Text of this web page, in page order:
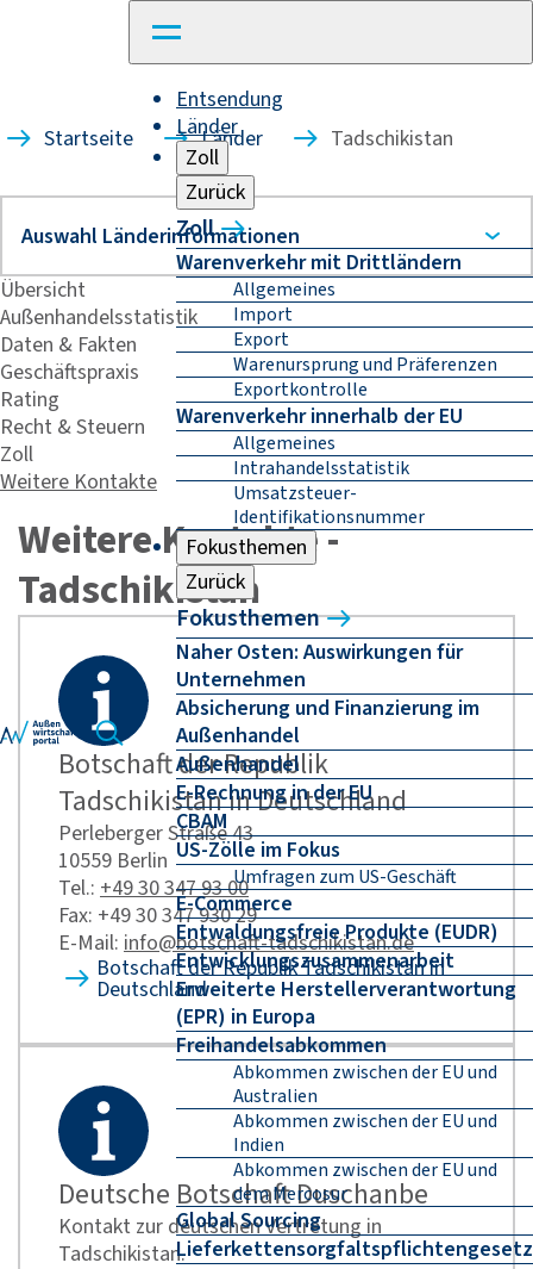
Entsendung
Länder
Zoll
Zurück
Zoll
Warenverkehr mit Drittländern
Allgemeines
Import
Export
Warenursprung und Präferenzen
Exportkontrolle
Warenverkehr innerhalb der EU
Allgemeines
Intrahandelsstatistik
Umsatzsteuer-
Identifikationsnummer
Fokusthemen
Zurück
Fokusthemen
Naher Osten: Auswirkungen für
Unternehmen
Absicherung und Finanzierung im
Außenhandel
Außenhandel
E-Rechnung in der EU
CBAM
US-Zölle im Fokus
Umfragen zum US-Geschäft
E-Commerce
Entwaldungsfreie Produkte (EUDR)
Entwicklungszusammenarbeit
Erweiterte Herstellerverantwortung
(EPR) in Europa
Freihandelsabkommen
Abkommen zwischen der EU und
Australien
Abkommen zwischen der EU und
Indien
Abkommen zwischen der EU und
dem Mercosur
Global Sourcing
Lieferkettensorgfaltspflichtengesetz
Startseite Länder Tadschikistan
Übersicht
Außenhandelsstatistik
Daten & Fakten
Geschäftspraxis
Rating
Recht & Steuern
Zoll
Weitere Kontakte
Weitere Kontakte -
Tadschikistan
Botschaft der Republik
Tadschikistan in Deutschland
Perleberger Straße 43
10559 Berlin
Tel.: +49 30 347 93 00
Fax: +49 30 347 930 29
E-Mail: info@botschaft-tadschikistan.de
Botschaft der Republik Tadschikistan in
Deutschland
Deutsche Botschaft Duschanbe
Kontakt zur deutschen Vertretung in
Tadschikistan.